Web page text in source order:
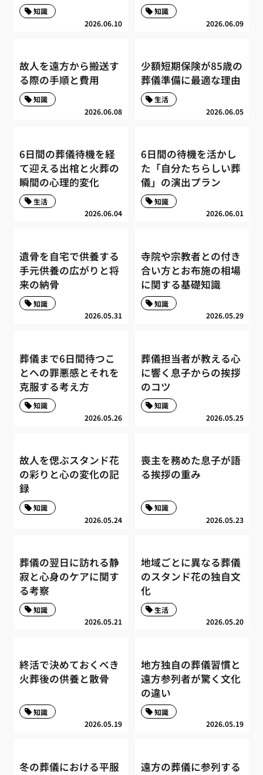
2026.06.10
知識
2026.06.09
知識
故人を遠方から搬送す
る際の手順と費用
2026.06.08
知識
少額短期保険が85歳の
葬儀準備に最適な理由
2026.06.05
生活
6日間の葬儀待機を経
て迎える出棺と火葬の
瞬間の心理的変化
2026.06.04
生活
6日間の待機を活かし
た「自分たちらしい葬
儀」の演出プラン
2026.06.01
知識
遺骨を自宅で供養する
手元供養の広がりと将
来の納骨
2026.05.31
知識
寺院や宗教者との付き
合い方とお布施の相場
に関する基礎知識
2026.05.29
知識
葬儀まで6日間待つこ
とへの罪悪感とそれを
克服する考え方
2026.05.26
知識
葬儀担当者が教える心
に響く息子からの挨拶
のコツ
2026.05.25
知識
故人を偲ぶスタンド花
の彩りと心の変化の記
録
2026.05.24
知識
喪主を務めた息子が語
る挨拶の重み
2026.05.23
知識
葬儀の翌日に訪れる静
寂と心身のケアに関す
る考察
2026.05.21
知識
地域ごとに異なる葬儀
のスタンド花の独自文
化
2026.05.20
生活
終活で決めておくべき
火葬後の供養と散骨
2026.05.19
知識
地方独自の葬儀習慣と
遠方参列者が驚く文化
の違い
2026.05.19
知識
冬の葬儀における平服
遠方の葬儀に参列する